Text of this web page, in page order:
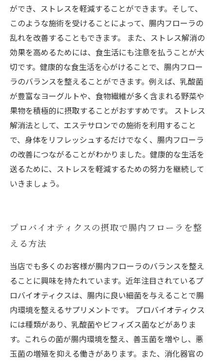
ができ、ストレスを軽減することができます。そして、
このような施術を受けることによって、腸内フローラの
乱れを改善することもできます。 また、ストレス解消の
効果を高めるためには、食生活にも注意を払うことが大
切です。健康的な食生活を心がけることで、腸内フロー
ラのバランスを整えることができます。例えば、乳酸菌
が豊富なヨーグルトや、食物繊維が多く含まれる野菜や
果物を積極的に摂取することがおすすめです。 ストレス
解消法として、エステサロンでの施術を利用すること
で、身体をリフレッシュするだけでなく、腸内フローラ
の改善につながることがわかりました。健康的な生活を
送るために、ストレスを軽減するための努力を継続して
いきましょう。
プロバイオティクスの摂取で腸内フローラを整
える方法
当店でも多くのお客様が腸内フローラのバランスを整え
ることに興味を持たれています。近年注目されているプ
ロバイオティクスは、腸内に良い細菌を与えることで腸
内環境を整えるサプリメントです。 プロバイオティクス
には種類があり、乳酸菌やビフィズス菌などがありま
す。これらの菌が腸内環境を整え、善玉菌を増やし、悪
玉菌の増殖を抑える働きがあります。また、消化器官の